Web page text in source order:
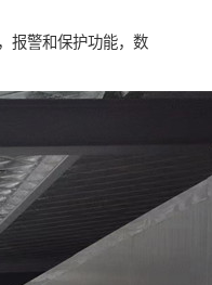
报警和保护功能，数